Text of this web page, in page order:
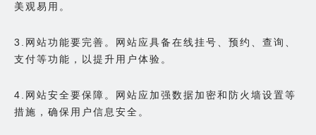
美观易用。
3.网站功能要完善。网站应具备在线挂号、预约、查询、
支付等功能，以提升用户体验。
4.网站安全要保障。网站应加强数据加密和防火墙设置等
措施，确保用户信息安全。